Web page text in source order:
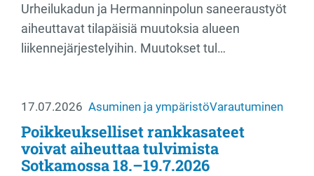
Urheilukadun ja Hermanninpolun saneeraustyöt
aiheuttavat tilapäisiä muutoksia alueen
liikennejärjestelyihin. Muutokset tul…
17.07.2026 Asuminen ja ympäristöVarautuminen
Poikkeukselliset rankkasateet
voivat aiheuttaa tulvimista
Sotkamossa 18.–19.7.2026